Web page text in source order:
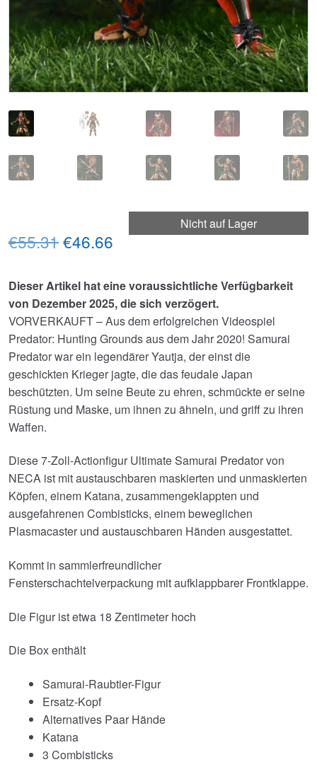
Nicht auf Lager
€55.31Ursprünglicher
war:
€55.31
€46.66 Aktueller
ist:
€46.66.
Dieser Artikel hat eine voraussichtliche Verfügbarkeit
von Dezember 2025, die sich verzögert.
VORVERKAUFT – Aus dem erfolgreichen Videospiel
Predator: Hunting Grounds aus dem Jahr 2020! Samurai
Predator war ein legendärer Yautja, der einst die
geschickten Krieger jagte, die das feudale Japan
beschützten. Um seine Beute zu ehren, schmückte er seine
Rüstung und Maske, um ihnen zu ähneln, und griff zu ihren
Waffen.
Diese 7-Zoll-Actionfigur Ultimate Samurai Predator von
NECA ist mit austauschbaren maskierten und unmaskierten
Köpfen, einem Katana, zusammengeklappten und
ausgefahrenen Combisticks, einem beweglichen
Plasmacaster und austauschbaren Händen ausgestattet.
Kommt in sammlerfreundlicher
Fensterschachtelverpackung mit aufklappbarer Frontklappe.
Die Figur ist etwa 18 Zentimeter hoch
Die Box enthält
Samurai-Raubtier-Figur
Ersatz-Kopf
Alternatives Paar Hände
Katana
3 Combisticks